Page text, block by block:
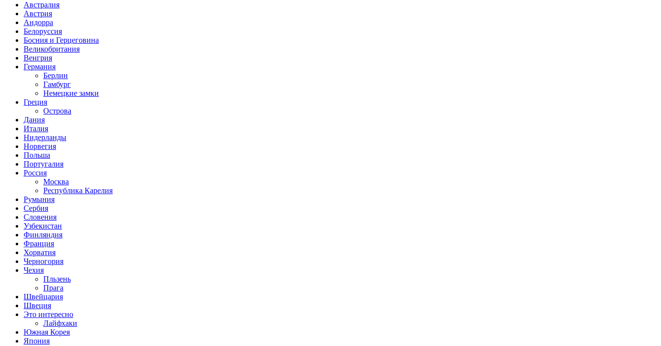
Австралия
Австрия
Андорра
Белоруссия
Босния и Герцеговина
Великобритания
Венгрия
Германия
Берлин
Гамбург
Немецкие замки
Греция
Острова
Дания
Италия
Нидерланды
Норвегия
Польша
Португалия
Россия
Москва
Республика Карелия
Румыния
Сербия
Словения
Узбекистан
Финляндия
Франция
Хорватия
Черногория
Чехия
Пльзень
Прага
Швейцария
Швеция
Это интересно
Лайфхаки
Южная Корея
Япония